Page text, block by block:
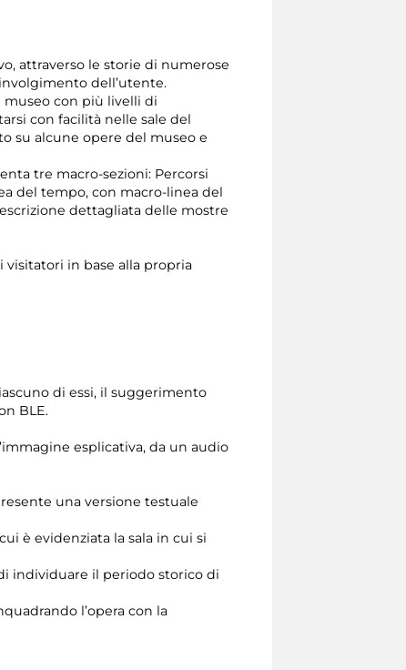
attraverso le storie di numerose
dell’utente.
museo con più livelli di
con facilità nelle sale del
su alcune opere del museo e
tre macro-sezioni: Percorsi
del tempo, con macro-linea del
dettagliata delle mostre
visitatori in base alla propria
di essi, il suggerimento
BLE.
esplicativa, da un audio
una versione testuale
è evidenziata la sala in cui si
individuare il periodo storico di
l’opera con la